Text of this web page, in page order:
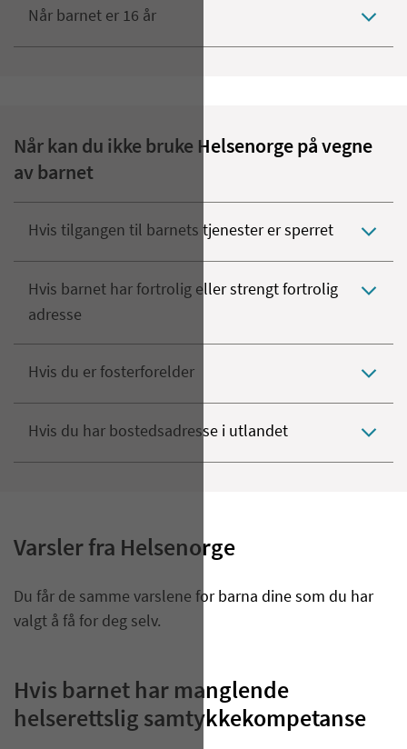
Når barnet er 16 år
Når kan du ikke bruke Helsenorge på vegne
av barnet
Hvis tilgangen til barnets tjenester er sperret
Hvis barnet har fortrolig eller strengt fortrolig
adresse
Hvis du er fosterforelder
Hvis du har bostedsadresse i utlandet
Varsler fra Helsenorge
Du får de samme varslene for barna dine som du har
valgt å få for deg selv.
Hvis barnet har manglende
helserettslig samtykkekompetanse